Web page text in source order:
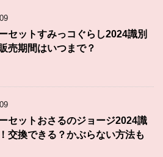
セットすみっコぐらし2024識別
売期間はいつまで？
セットおさるのジョージ2024識
交換できる？かぶらない方法も